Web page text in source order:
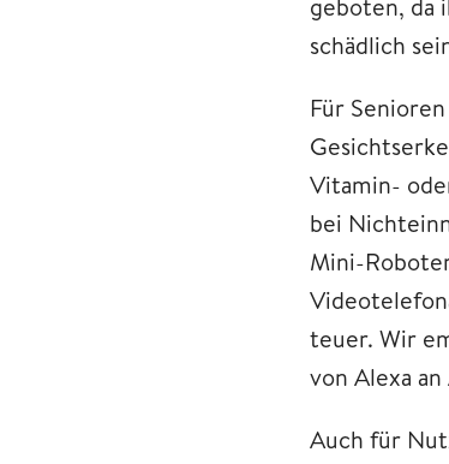
schädlich
Für
Vitamin-
bei
Mini-
teuer. Wir
von Alexa
Auch für